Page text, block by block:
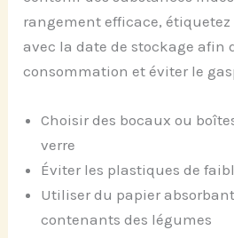
rangement efficace,
avec la date de stockage afin
consommation et éviter le
Choisir des bocaux ou
verre
Éviter les plastiques de
Utiliser du papier
contenants des légumes